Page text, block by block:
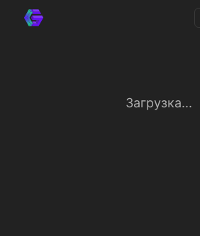
Загрузка...